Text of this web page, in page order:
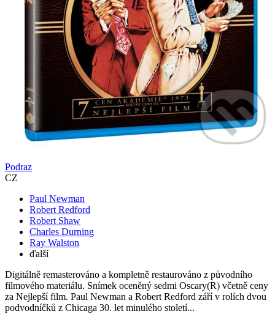
Podraz
CZ
Paul Newman
Robert Redford
Robert Shaw
Charles Durning
Ray Walston
ďalší
Digitálně remasterováno a kompletně restaurováno z původního
filmového materiálu. Snímek oceněný sedmi Oscary(R) včetně ceny
za Nejlepší film. Paul Newman a Robert Redford září v rolích dvou
podvodníčků z Chicaga 30. let minulého století...